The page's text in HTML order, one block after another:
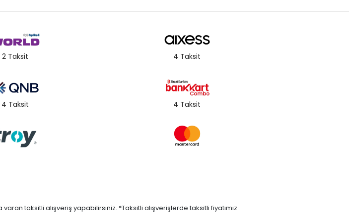
2 Taksit 4 Taksit
4 Taksit 4 Taksit
taksitli alışveriş yapabilirsiniz. *Taksitli alışverişlerde taksitli fiyatımız